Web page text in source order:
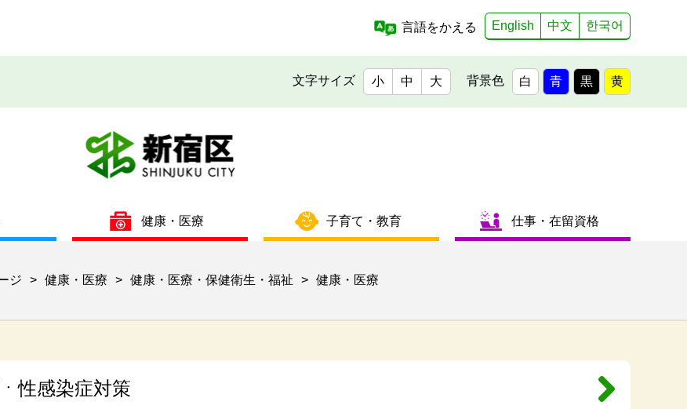
言語をかえる
English 中文 한국어
文字サイズ 小 中 大 背景色 白 青 黒 黄
健康・医療 子育て・教育 仕事・在留資格
ジ > 健康・医療 > 健康・医療・保健衛生・福祉 > 健康・医療
性感染症対策